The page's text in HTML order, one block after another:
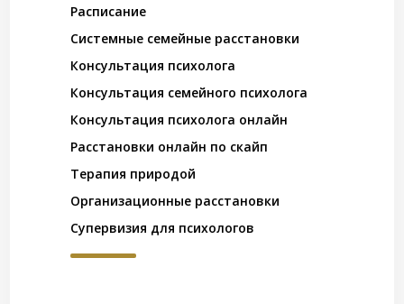
Расписание
Системные семейные расстановки
Консультация психолога
Консультация семейного психолога
Консультация психолога онлайн
Расстановки онлайн по скайп
Терапия природой
Организационные расстановки
Супервизия для психологов